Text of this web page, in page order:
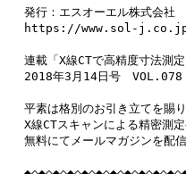
発行：エスオーエル株式会社
https://www.sol-
連載「X線CTで高精度寸法測定
2018年3月14日号　VOL.078
平素は格別のお引き立てを賜
X線CTスキャンによる精密測
無料にてメールマガジンを配